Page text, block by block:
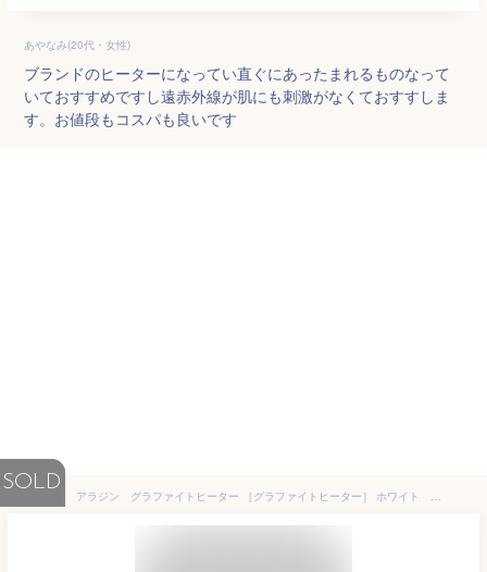
あやなみ(20代・女性)
ブランドのヒーターになってい直ぐにあったまれるものなって
いておすすめですし遠赤外線が肌にも刺激がなくておすすしま
す。お値段もコスパも良いです
SOLD
アラジン グラファイトヒーター ［グラファイトヒーター］ ホワイト AEH-G408N/W